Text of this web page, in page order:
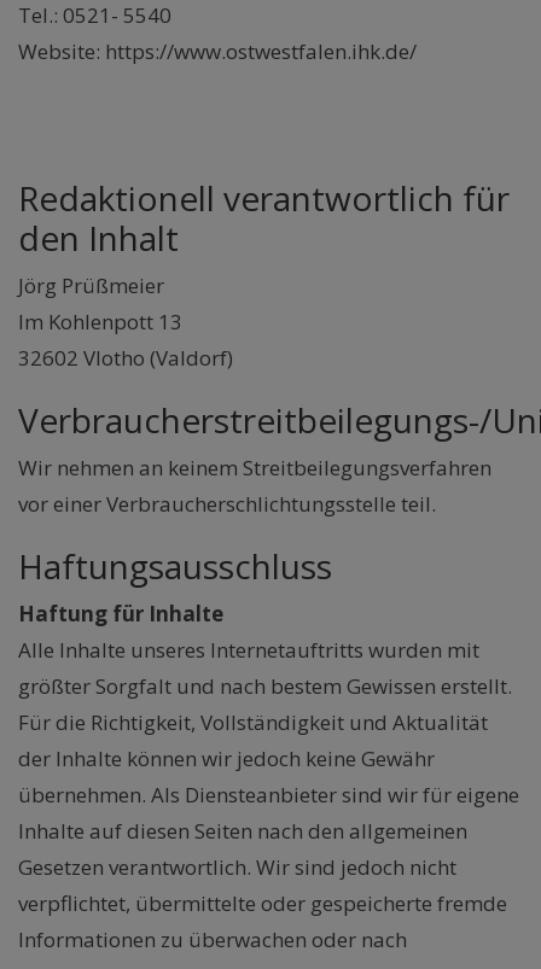
Tel.: 0521- 5540
Website: https://www.ostwestfalen.ihk.de/
Redaktionell verantwortlich für
den Inhalt
Jörg Prüßmeier
Im Kohlenpott 13
32602 Vlotho (Valdorf)
Verbraucherstreitbeilegungs-/
Wir nehmen an keinem Streitbeilegungsverfahren
vor einer Verbraucherschlichtungsstelle teil.
Haftungsausschluss
Haftung für Inhalte
Alle Inhalte unseres Internetauftritts wurden mit
größter Sorgfalt und nach bestem Gewissen erstellt.
Für die Richtigkeit, Vollständigkeit und Aktualität
der Inhalte können wir jedoch keine Gewähr
übernehmen. Als Diensteanbieter sind wir für eigene
Inhalte auf diesen Seiten nach den allgemeinen
Gesetzen verantwortlich. Wir sind jedoch nicht
verpflichtet, übermittelte oder gespeicherte fremde
Informationen zu überwachen oder nach